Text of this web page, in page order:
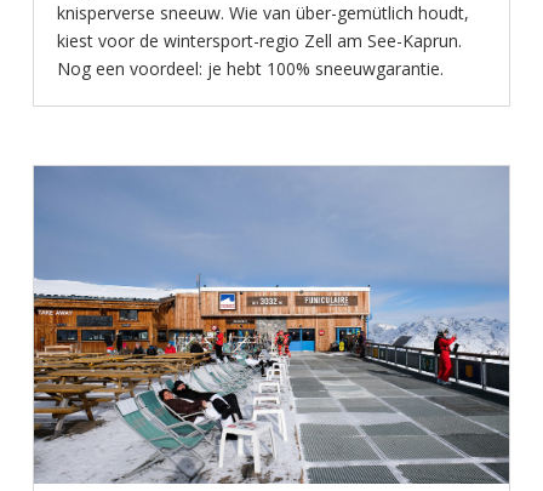
knisperverse sneeuw. Wie van über-gemütlich houdt,
kiest voor de wintersport-regio Zell am See-Kaprun.
Nog een voordeel: je hebt 100% sneeuwgarantie.